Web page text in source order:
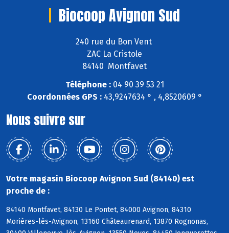
Biocoop Avignon Sud
240 rue du Bon Vent
ZAC La Cristole
84140 Montfavet
Téléphone :04 90 39 53 21
Coordonnées GPS :43,9247634 ° , 4,8520609 °
Nous suivre sur
Votre magasin Biocoop Avignon Sud (84140) est
proche de :
84140 Montfavet, 84130 Le Pontet, 84000 Avignon, 84310
Morières-lès-Avignon, 13160 Châteaurenard, 13870 Rognonas,